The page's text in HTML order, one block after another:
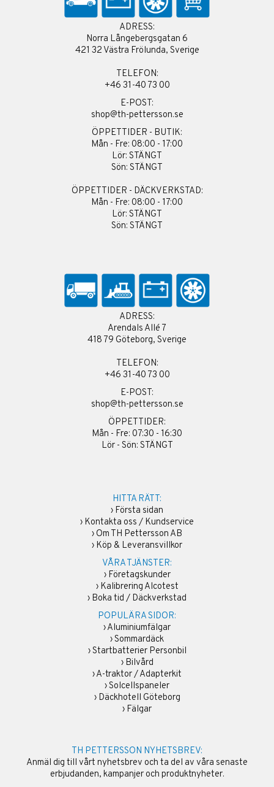
ADRESS:
Norra Långebergsgatan 6
421 32 Västra Frölunda, Sverige
TELEFON:
+46 31-40 73 00
E-POST:
shop@th-pettersson.se
ÖPPETTIDER - BUTIK:
Mån - Fre: 08:00 - 17:00
Lör: STÄNGT
Sön: STÄNGT
ÖPPETTIDER - DÄCKVERKSTAD:
Mån - Fre: 08:00 - 17:00
Lör: STÄNGT
Sön: STÄNGT
ADRESS:
Arendals Allé 7
418 79 Göteborg, Sverige
TELEFON:
+46 31-40 73 00
E-POST:
shop@th-pettersson.se
ÖPPETTIDER:
Mån - Fre: 07:30 - 16:30
Lör - Sön: STÄNGT
HITTA RÄTT:
› Första sidan
› Kontakta oss / Kundservice
› Om TH Pettersson AB
› Köp & Leveransvillkor
VÅRA TJÄNSTER:
› Företagskunder
› Kalibrering Alcotest
› Boka tid / Däckverkstad
POPULÄRA SIDOR:
›Aluminiumfälgar
›Sommardäck
›Startbatterier Personbil
› Bilvård
›A-traktor / Adapterkit
›Solcellspaneler
› Däckhotell Göteborg
› Fälgar
TH PETTERSSON NYHETSBREV:
Anmäl dig till vårt nyhetsbrev och ta del av våra senaste
erbjudanden, kampanjer och produktnyheter.